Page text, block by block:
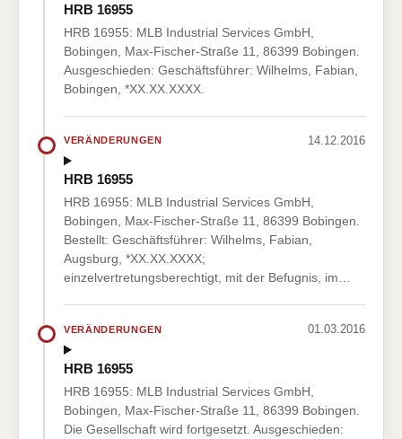
HRB 16955
HRB 16955: MLB Industrial Services GmbH,
Bobingen, Max-Fischer-Straße 11, 86399 Bobingen.
Ausgeschieden: Geschäftsführer: Wilhelms, Fabian,
Bobingen, *XX.XX.XXXX.
VERÄNDERUNGEN 14.12.2016
HRB 16955
HRB 16955: MLB Industrial Services GmbH,
Bobingen, Max-Fischer-Straße 11, 86399 Bobingen.
Bestellt: Geschäftsführer: Wilhelms, Fabian,
Augsburg, *XX.XX.XXXX;
einzelvertretungsberechtigt, mit der Befugnis, im…
VERÄNDERUNGEN 01.03.2016
HRB 16955
HRB 16955: MLB Industrial Services GmbH,
Bobingen, Max-Fischer-Straße 11, 86399 Bobingen.
Die Gesellschaft wird fortgesetzt. Ausgeschieden: